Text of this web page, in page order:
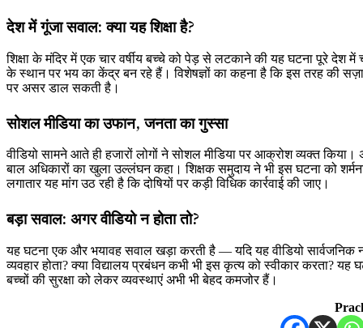
देश में गूंजा सवाल: क्या यह शिक्षा है?
शिक्षा के मंदिर में एक चार वर्षीय बच्चे को पेड़ से लटकाने की यह घटना पूरे देश
के स्थान पर भय का केंद्र बन रहे हैं। विशेषज्ञों का कहना है कि इस तरह की
पर असर डाल सकती है।
सोशल मीडिया का उफान, जनता का गुस्सा
वीडियो सामने आते ही हजारों लोगों ने सोशल मीडिया पर आक्रोश व्यक्त
बाल अधिकारों का खुला उल्लंघन कहा। शिक्षक समुदाय ने भी इस घटना को
लगातार यह मांग उठ रही है कि दोषियों पर कड़ी विधिक कार्रवाई की जाए।
बड़ा सवाल: अगर वीडियो न होता तो?
यह घटना एक और भयावह सवाल खड़ा करती है — यदि यह वीडियो सार्वजनिक
व्यवहार होता? क्या विद्यालय प्रबंधन कभी भी इस कृत्य को स्वीकार करता? यह
बच्चों की सुरक्षा को लेकर व्यवस्थाएं अभी भी बेहद कमजोर हैं।